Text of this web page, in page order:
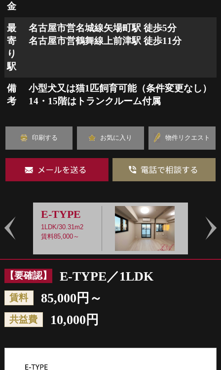
金
最
寄
り
駅
名古屋市営名城線矢場町駅 徒歩5分
名古屋市営鶴舞線上前津駅 徒歩11分
備
考
小型犬又は猫1匹飼育可能（条件変更なし）
14・15階はトランクルーム付属
印刷する お気に入り 物件リクエスト
E-TYPE
1LDK/30.31m2
賃料85,000～
【要確認】 E-TYPE／1LDK
賃料 85,000円～
共益費 10,000円